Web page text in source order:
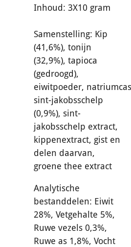
Inhoud: 3X10 gram
Samenstelling: Kip
(41,6%), tonijn
(32,9%), tapioca
(gedroogd),
eiwitpoeder,
sint-jakobsschelp
(0,9%), sint-
jakobsschelp extract,
kippenextract, gist en
delen daarvan,
groene thee extract
Analytische
bestanddelen: Eiwit
28%, Vetgehalte 5%,
Ruwe vezels 0,3%,
Ruwe as 1,8%, Vocht